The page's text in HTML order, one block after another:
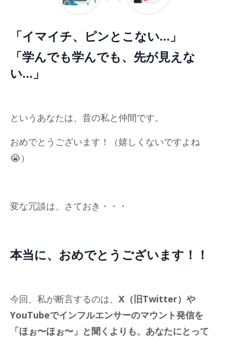
「イマイチ、ピンとこない…」
「学んでも学んでも、先が見えな
い…」
というあなたは、昔の私と仲間です。
おめでとうございます！（嬉しくないですよね
😭）
変な冗談は、さておき・・・
本当に、おめでとうございます！！
今回、私が断言するのは、 X（旧Twitter）や
YouTubeでインフルエンサーのマウント発信を
「ほぉ〜ほぉ〜」と聞くよりも、あなたにとって